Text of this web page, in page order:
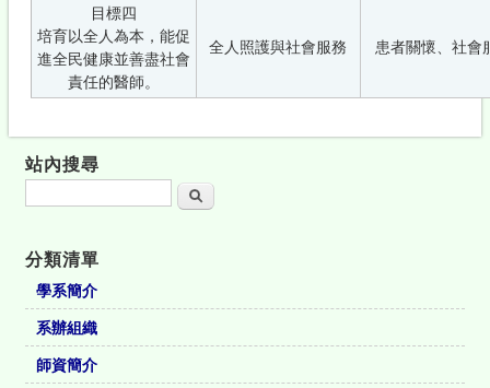
目標四
培育以全人為本，能促
進全民健康並善盡社會
責任的醫師。
全人照護與社會服務 患者關懷、社會
站內搜尋
搜尋
分類清單
學系簡介
系辦組織
師資簡介